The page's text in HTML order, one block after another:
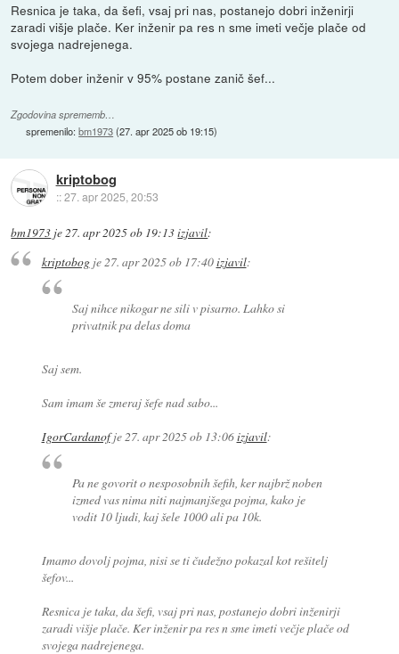
Resnica je taka, da šefi, vsaj pri nas, postanejo dobri inženirji
zaradi višje plače. Ker inženir pa res n sme imeti večje plače od
svojega nadrejenega.
Potem dober inženir v 95% postane zanič šef...
Zgodovina sprememb…
spremenilo:bm1973(27. apr 2025 ob 19:15)
kriptobog
::27. apr 2025, 20:53
bm1973 je27. apr 2025 ob 19:13izjavil:
kriptobogje27. apr 2025 ob 17:40izjavil:
Saj nihce nikogar ne sili v pisarno. Lahko si
privatnik pa delas doma
Saj sem.
Sam imam še zmeraj šefe nad sabo...
IgorCardanofje27. apr 2025 ob 13:06izjavil:
Pa ne govorit o nesposobnih šefih, ker najbrž noben
izmed vas nima niti najmanjšega pojma, kako je
vodit 10 ljudi, kaj šele 1000 ali pa 10k.
Imamo dovolj pojma, nisi se ti čudežno pokazal kot rešitelj
šefov...
Resnica je taka, da šefi, vsaj pri nas, postanejo dobri inženirji
zaradi višje plače. Ker inženir pa res n sme imeti večje plače od
svojega nadrejenega.